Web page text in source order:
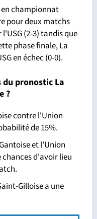
en championnat
pour deux matchs
(2-3) tandis que
phase finale, La
en échec (0-0).
pronostic La
?
contre l'Union
de 15%.
et l'Union
chances d'avoir lieu
Gilloise a une